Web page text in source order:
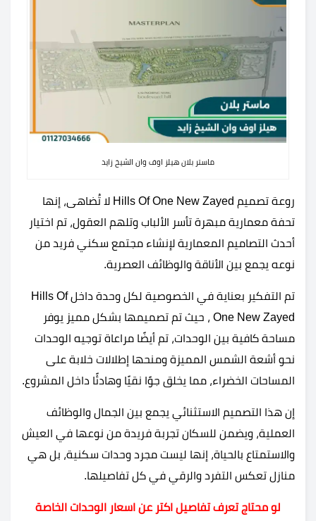
ماستر بلان هيلز اوف وان الشيخ زايد
روعة تصميم Hills Of One New Zayed لا تُضاهى، إنها
تحفة معمارية مبهرة تأسر الألباب وتلهم العقول، تم اختيار
أحدث التصاميم المعمارية لإنشاء مجتمع سكني فريد من
نوعه يجمع بين الأناقة والوظائف العصرية.
تم التفكير بعناية في الخصوصية لكل وحدة داخل Hills Of
One New Zayed ، حيث تم تصميمها بشكل مميز يوفر
مساحة كافية بين الوحدات، تم أيضًا مراعاة توجيه الوحدات
نحو أشعة الشمس المميزة ومنحها إطلالات خلابة على
المساحات الخضراء، مما يخلق جوًا نقيًا وهادئًا داخل المشروع.
إن هذا التصميم الاستثنائي يجمع بين الجمال والوظائف
العملية، ويضمن للسكان تجربة فريدة من نوعها في العيش
والاستمتاع بالحياة، إنها ليست مجرد وحدات سكنية، بل هي
منازل تعكس التفرد والرقي في كل تفاصيلها.
لو محتاج تعرف تفاصيل اكتر عن اسعار الوحدات الخاصة